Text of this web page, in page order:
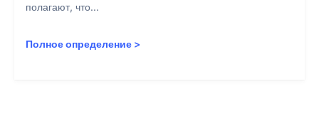
полагают, что...
Полное определение >